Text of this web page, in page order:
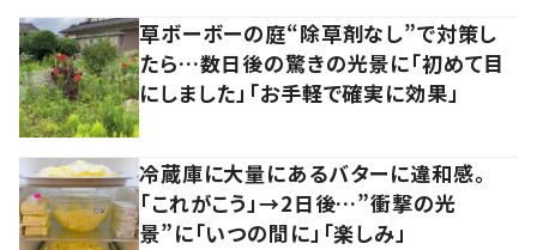
草ボーボーの庭“除草剤なし”で対策し
たら…数日後の驚きの光景に「初めて目
にしました」「お手軽で確実に効果」
冷蔵庫に大量にあるバターに違和感。
「これがこう」→2日後…”衝撃の光
景”に「いつの間に」「楽しみ」